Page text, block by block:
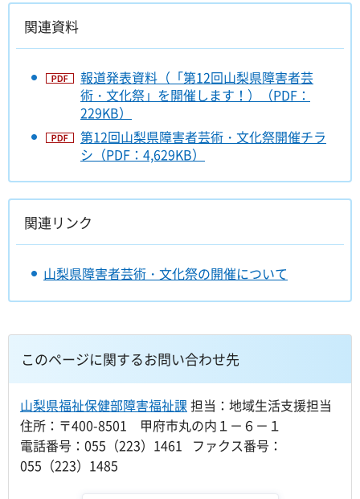
関連資料
報道発表資料（「第12回山梨県障害者芸
術・文化祭」を開催します！）（PDF：
229KB）
第12回山梨県障害者芸術・文化祭開催チラ
シ（PDF：4,629KB）
関連リンク
山梨県障害者芸術・文化祭の開催について
このページに関するお問い合わせ先
山梨県福祉保健部障害福祉課担当：地域生活支援担当
住所：〒400-8501 甲府市丸の内１－６－１
電話番号：055（223）1461 ファクス番号：
055（223）1485